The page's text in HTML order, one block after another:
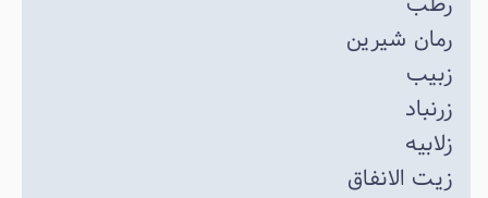
رمان شیرین
زبیب
زرنباد
زلابیه
زیت الانفاق